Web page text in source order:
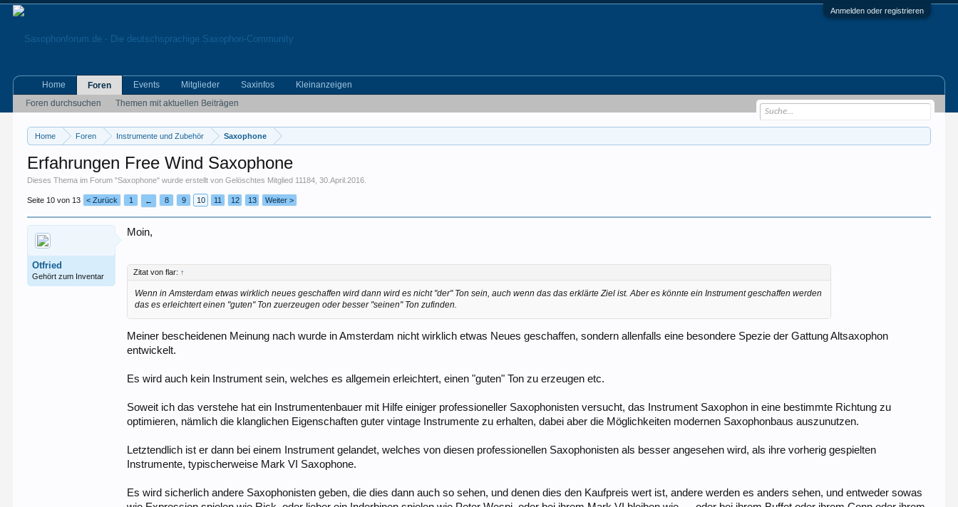
Anmelden oder registrieren
Home Foren Instrumente und Zubehör Saxophone
Erfahrungen Free Wind Saxophone
Dieses Thema im Forum "Saxophone" wurde erstellt vonGelöschtes Mitglied 11184 ,30.April.2016
Seite 10 von 13 < Zurück 1 ← 8 9 10 11 12 13 Weiter >
Otfried
Gehört zum Inventar
Moin,
Zitat von flar: ↑
Wenn in Amsterdam etwas wirklich neues geschaffen wird dann wird es nicht "der" Ton sein, auch wenn das das erklärte Ziel ist. Aber es könnte ein Instrument geschaffen werden
das es erleichtert einen "guten" Ton zuerzeugen oder besser "seinen" Ton zufinden.
Meiner bescheidenen Meinung nach wurde in Amsterdam nicht wirklich etwas Neues geschaffen, sondern allenfalls eine besondere Spezie der Gattung Altsaxophon
entwickelt.
Es wird auch kein Instrument sein, welches es allgemein erleichtert, einen "guten" Ton zu erzeugen etc.
Soweit ich das verstehe hat ein Instrumentenbauer mit Hilfe einiger professioneller Saxophonisten versucht, das Instrument Saxophon in eine bestimmte Richtung zu
optimieren, nämlich die klanglichen Eigenschaften guter vintage Instrumente zu erhalten, dabei aber die Möglichkeiten modernen Saxophonbaus auszunutzen.
Letztendlich ist er dann bei einem Instrument gelandet, welches von diesen professionellen Saxophonisten als besser angesehen wird, als ihre vorherig gespielten
Instrumente, typischerweise Mark VI Saxophone.
Es wird sicherlich andere Saxophonisten geben, die dies dann auch so sehen, und denen dies den Kaufpreis wert ist, andere werden es anders sehen, und entweder sowas
Home
Foren
Foren durchsuchen
Themen mit aktuellen Beiträgen
Events Mitglieder Saxinfos Kleinanzeigen